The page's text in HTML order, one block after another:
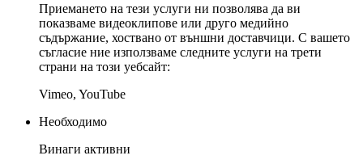
Приемането на тези услуги ни позволява да ви
показваме видеоклипове или друго медийно
съдържание, хоствано от външни доставчици. С вашето
съгласие ние използваме следните услуги на трети
страни на този уебсайт:
Vimeo, YouTube
Необходимо
Винаги активни